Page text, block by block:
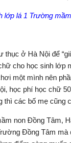
lớp lá 1 Trường
thục ở Hà Nội để
cho học sinh lớp
một mình nên
học phí học chữ
thì các bố mẹ cũng
non Đồng Tâm,
Đồng Tâm mà